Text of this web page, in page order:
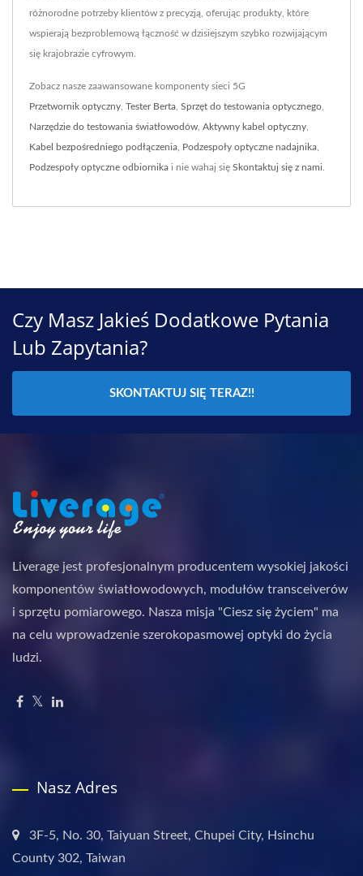
różnorodne potrzeby klientów z precyzją, oferując produkty, które
wspierają bezproblemową łączność w dzisiejszym szybko rozwijającym
się krajobrazie cyfrowym.
Zobacz nasze zaawansowane komponenty sieci 5G
Przetwornik optyczny Tester Berta Sprzęt do testowania optycznego
Narzędzie do testowania światłowodów Aktywny kabel optyczny
Kabel bezpośredniego podłączenia Podzespoły optyczne nadajnika
Podzespoły optyczne odbiornika i nie wahaj się Skontaktuj się z nami
Czy Masz Jakieś Dodatkowe Pytania
Lub Zapytania?
SKONTAKTUJ SIĘ TERAZ!!
Liverage jest profesjonalnym producentem wysokiej jakości
komponentów światłowodowych, modułów transceiverów
i sprzętu pomiarowego. Nasza misja "Ciesz się życiem" ma
na celu wprowadzenie szerokopasmowej optyki do życia
ludzi.
Nasz Adres
3F-5, No. 30, Taiyuan Street, Chupei City, Hsinchu
County 302, Taiwan